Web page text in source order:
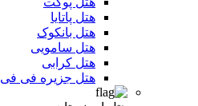
هتل پاتایا
هتل بانکوک
هتل سامویی
هتل کرابی
هتل جزیره فی فی